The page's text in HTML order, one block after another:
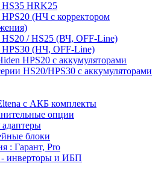
HS35 HRK25
(НЧ с корректором
/ HS25 (ВЧ, OFF-Line)
HPS30 (НЧ, OFF-Line)
HPS20 с аккумуляторами
HS20/HPS30 с аккумуляторами
с АКБ комплекты
опции
адаптеры
блоки
: Гарант, Pro
- инверторы и ИБП